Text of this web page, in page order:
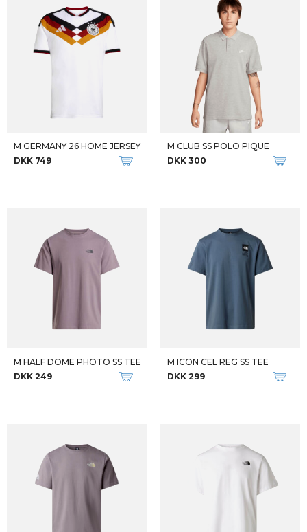
M GERMANY 26 HOME JERSEY
DKK 749
M CLUB SS POLO PIQUE
DKK 300
M HALF DOME PHOTO SS TEE
DKK 249
M ICON CEL REG SS TEE
DKK 299